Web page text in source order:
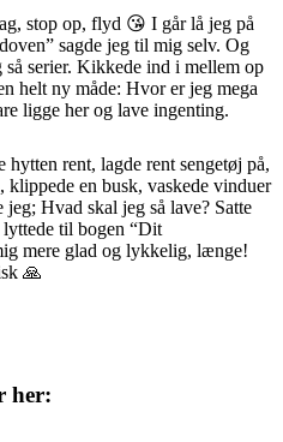
stop op, flyd 😘 I går lå jeg på
sagde jeg til mig selv. Og
serier. Kikkede ind i mellem op
helt ny måde: Hvor er jeg mega
ligge her og lave ingenting.
hytten rent, lagde rent sengetøj på,
klippede en busk, vaskede vinduer
Hvad skal jeg så lave? Satte
lyttede til bogen “Dit
mere glad og lykkelig, længe!
🙏
her: